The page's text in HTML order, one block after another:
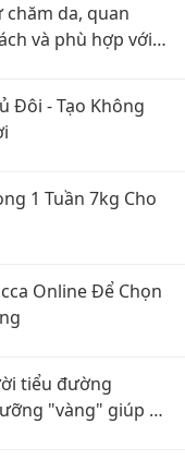
da, quan
và phù hợp với
Đôi - Tạo Không
1 Tuần 7kg Cho
Online Để Chọn
tiểu đường
"vàng" giúp ổn